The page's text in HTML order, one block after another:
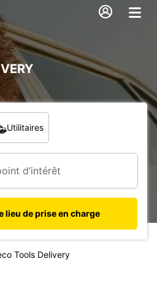
Utilitaires
lieu de prise en charge
Tools Delivery